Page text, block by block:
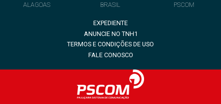
ALAGOAS
BRASIL
PSCOM
EXPEDIENTE
ANUNCIE NO TNH1
TERMOS E CONDIÇÕES DE USO
FALE CONOSCO